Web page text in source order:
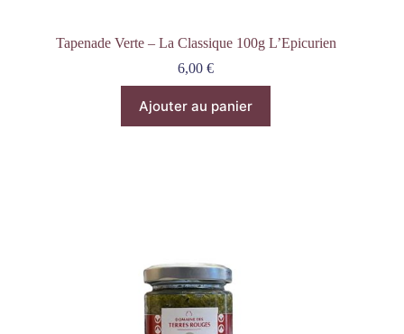
Tapenade Verte – La Classique 100g L’Epicurien
6,00€
Ajouter au panier